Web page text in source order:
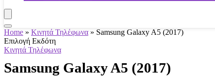
Home » Κινητά Τηλέφωνα » Samsung Galaxy A5 (2017)
Επιλογή Εκδότη
Κινητά Τηλέφωνα
Samsung Galaxy A5 (2017)